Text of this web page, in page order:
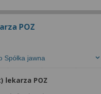
POZ
Spółka jawna
lekarza POZ